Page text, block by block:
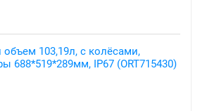
103,19л, с колёсами,
688*519*289мм, IP67 (ORT715430)